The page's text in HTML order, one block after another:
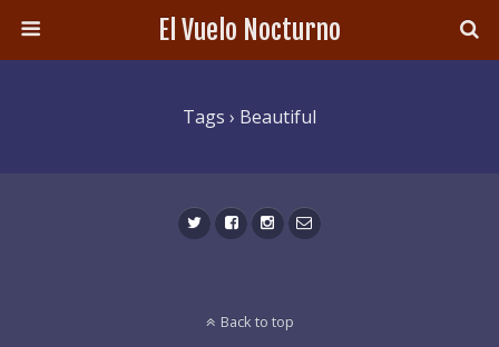
El Vuelo Nocturno
Tags › Beautiful
Back to top